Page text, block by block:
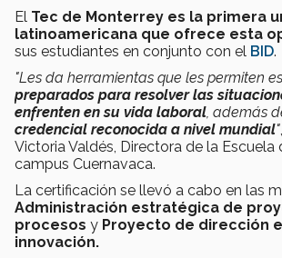
El Tec de Monterrey es la primera
latinoamericana que ofrece esta
sus estudiantes en conjunto con el BID.
"Les da herramientas que les permiten
preparados para resolver las
enfrenten en su vida laboral , además
credencial reconocida a nivel mundial"
Victoria Valdés, Directora de la Escuela
campus Cuernavaca.
La certificación se llevó a cabo en las
Administración estratégica de
procesos y Proyecto de dirección
innovación.